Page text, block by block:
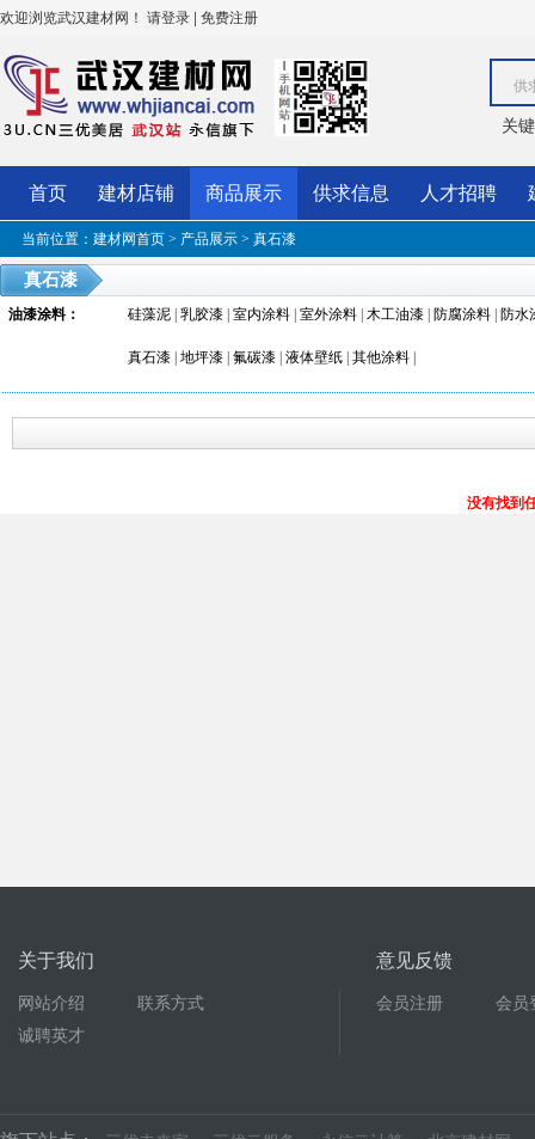
欢迎浏览武汉建材网！ 请登录 | 免费注册
供
关
首页 建材店铺 商品展示 供求信息 人才招聘
当前位置： 建材网首页 > 产品展示 > 真石漆
真石漆
油漆涂料 ： 硅藻泥 乳胶漆 室内涂料 室外涂料 木工油漆 防腐涂料 防水
真石漆 地坪漆 氟碳漆 液体壁纸 其他涂料
没有找到
关于我们
网站介绍
联系方式
诚聘英才
意见反馈
会员注册 会员